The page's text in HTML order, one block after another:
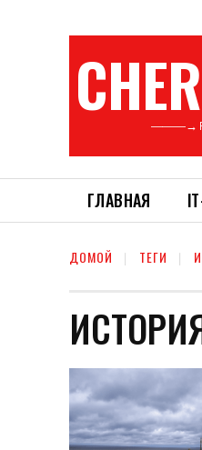
———→
ГЛАВНАЯ
ДОМОЙ ТЕГИ